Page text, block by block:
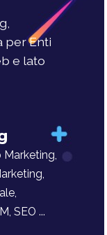
per Enti
e lato
Marketing,
SEO ...